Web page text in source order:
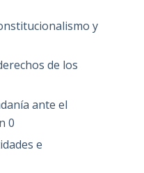
y
de los
ante el
0
e